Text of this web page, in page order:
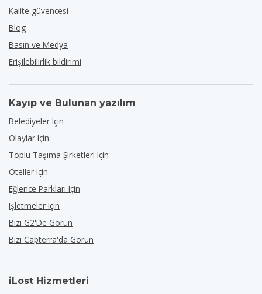
Kalite güvencesi
Blog
Basın ve Medya
Erişilebilirlik bildirimi
Kayıp ve Bulunan yazılım
Belediyeler Için
Olaylar Için
Toplu Taşıma Şirketleri Için
Oteller Için
Eğlence Parkları Için
Işletmeler Için
Bizi G2'de Görün
Bizi Capterra'da Görün
iLost Hizmetleri